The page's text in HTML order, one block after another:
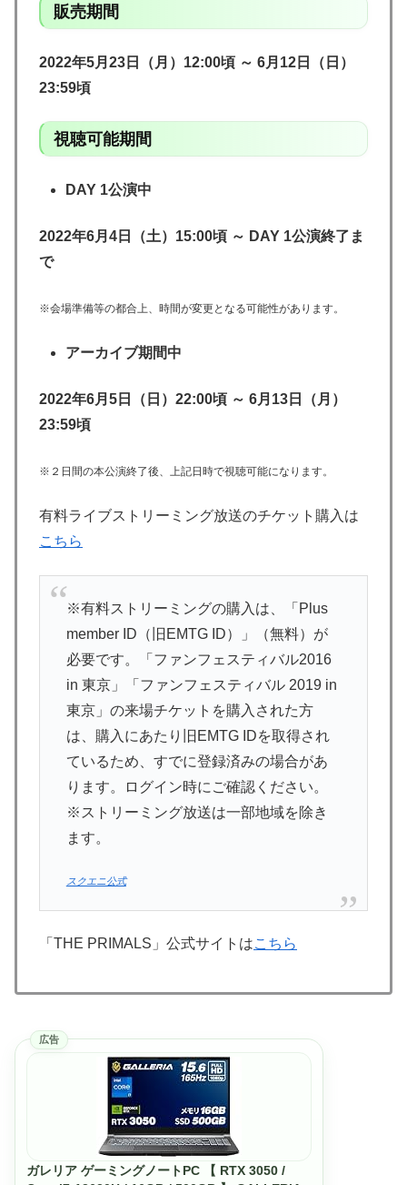
販売期間
2022年5月23日（月）12:00頃 ～ 6月12日（日）
23:59頃
視聴可能期間
DAY 1公演中
2022年6月4日（土）15:00頃 ～ DAY 1公演終了ま
で
※会場準備等の都合上、時間が変更となる可能性があります。
アーカイブ期間中
2022年6月5日（日）22:00頃 ～ 6月13日（月）
23:59頃
※２日間の本公演終了後、上記日時で視聴可能になります。
有料ライブストリーミング放送のチケット購入は
こちら
※有料ストリーミングの購入は、「Plus
member ID（旧EMTG ID）」（無料）が
必要です。「ファンフェスティバル2016
in 東京」「ファンフェスティバル 2019 in
東京」の来場チケットを購入された方
は、購入にあたり旧EMTG IDを取得され
ているため、すでに登録済みの場合があ
ります。ログイン時にご確認ください。
※ストリーミング放送は一部地域を除き
ます。
スクエニ公式
「THE PRIMALS」公式サイトはこちら
広告
ガレリア ゲーミングノートPC 【 RTX 3050 /